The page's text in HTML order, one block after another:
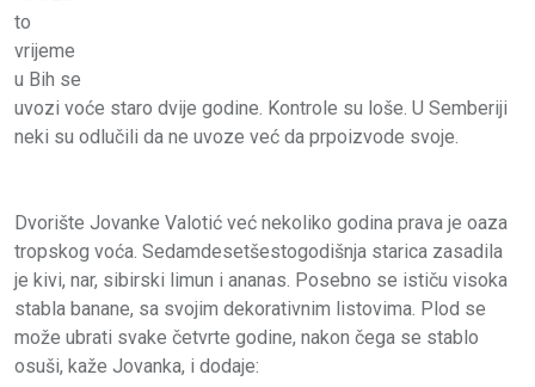
to
vrijeme
u Bih se
uvozi voće staro dvije godine. Kontrole su loše. U Semberiji
neki su odlučili da ne uvoze već da prpoizvode svoje.
Dvorište Jovanke Valotić već nekoliko godina prava je oaza
tropskog voća. Sedamdesetšestogodišnja starica zasadila
je kivi, nar, sibirski limun i ananas. Posebno se ističu visoka
stabla banane, sa svojim dekorativnim listovima. Plod se
može ubrati svake četvrte godine, nakon čega se stablo
osuši, kaže Jovanka, i dodaje: